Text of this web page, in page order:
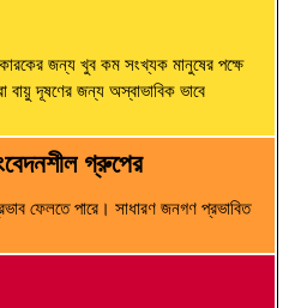
জন্য খুব কম সংখ্যক মানুষের পক্ষে
বায়ু দূষণের জন্য অস্বাভাবিক ভাবে
গ্রুপের
ফেলতে পারে। সাধারণ জনগণ প্রভাবিত